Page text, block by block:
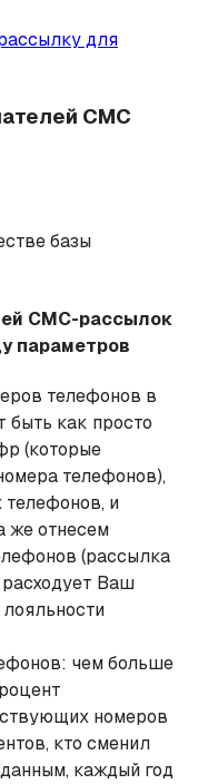
для
СМС
базы
СМС-рассылок
параметров
телефонов в
быть как просто
(которые
телефонов),
телефонов, и
же отнесем
(рассылка
Ваш
чем больше
номеров
кто сменил
каждый год